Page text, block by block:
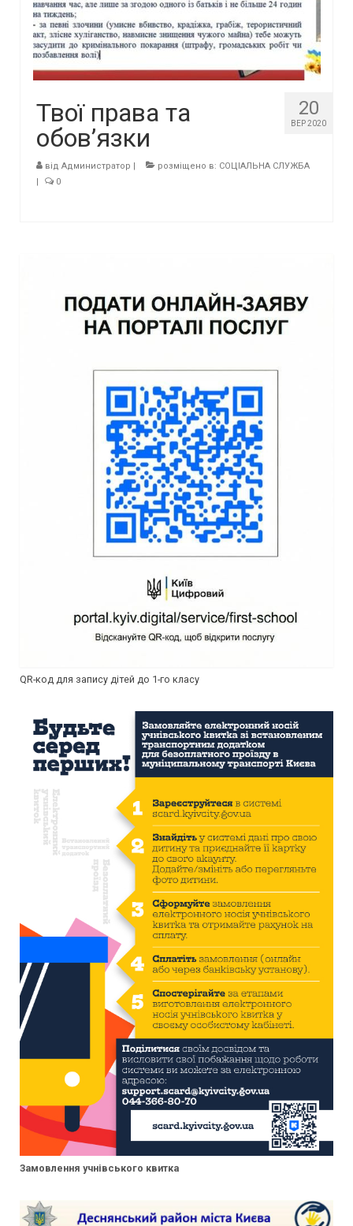
20
ВЕР 2020
Твої права та
обов’язки
від Администратор | розміщено в: СОЦІАЛЬНА СЛУЖБА
|
0
QR-код для запису дітей до 1-го класу
Замовлення учнівського квитка